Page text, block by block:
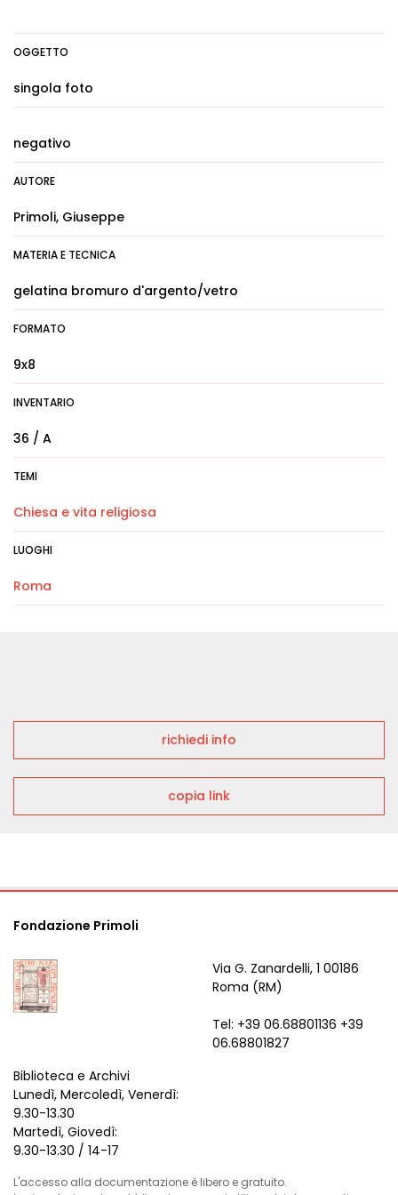
OGGETTO
singola foto
negativo
AUTORE
Primoli, Giuseppe
MATERIA E TECNICA
gelatina bromuro d'argento/vetro
FORMATO
9x8
INVENTARIO
36 / A
TEMI
Chiesa e vita religiosa
LUOGHI
Roma
richiedi info
copia link
Fondazione Primoli
Via G. Zanardelli, 1 00186
Roma (RM)
Tel: +39 06.68801136 +39
06.68801827
Biblioteca e Archivi
Lunedì, Mercoledì, Venerdì:
9.30-13.30
Martedì, Giovedì:
9.30-13.30 / 14-17
L'accesso alla documentazione è libero e gratuito.